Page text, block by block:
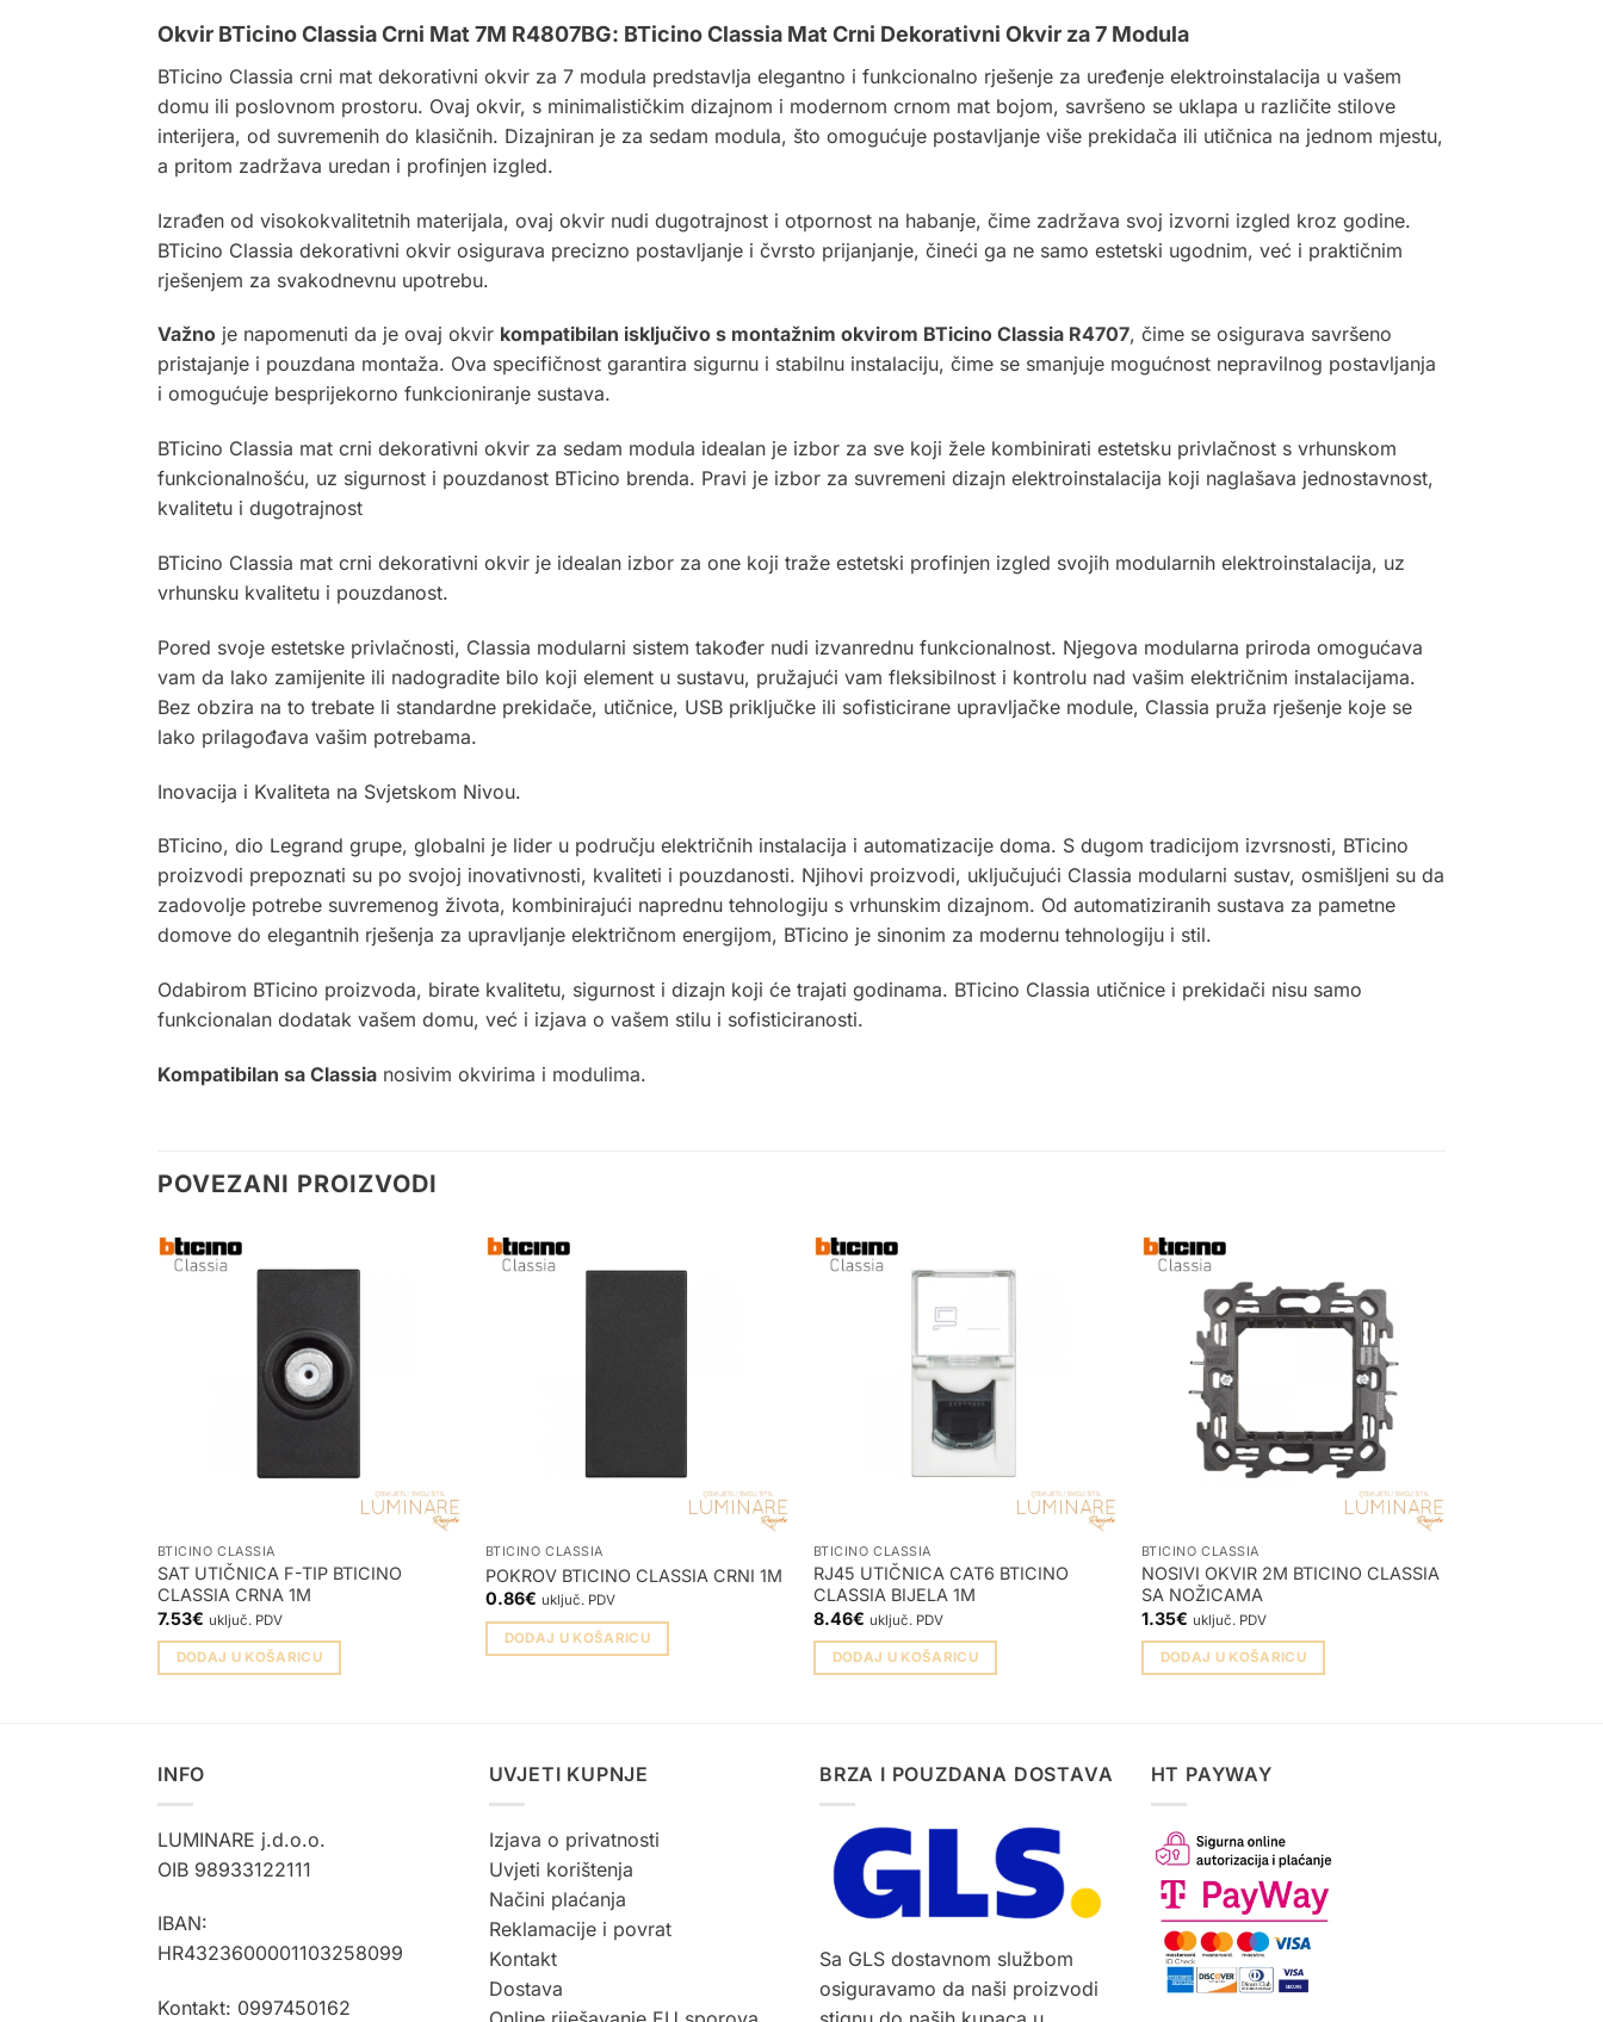
Okvir BTicino Classia Crni Mat 7M R4807BG: BTicino Classia Mat Crni Dekorativni Okvir za 7 Modula
BTicino Classia crni mat dekorativni okvir za 7 modula predstavlja elegantno i funkcionalno rješenje za uređenje elektroinstalacija u vašem
domu ili poslovnom prostoru. Ovaj okvir, s minimalističkim dizajnom i modernom crnom mat bojom, savršeno se uklapa u različite stilove
interijera, od suvremenih do klasičnih. Dizajniran je za sedam modula, što omogućuje postavljanje više prekidača ili utičnica na jednom mjestu,
a pritom zadržava uredan i profinjen izgled.
Izrađen od visokokvalitetnih materijala, ovaj okvir nudi dugotrajnost i otpornost na habanje, čime zadržava svoj izvorni izgled kroz godine.
BTicino Classia dekorativni okvir osigurava precizno postavljanje i čvrsto prijanjanje, čineći ga ne samo estetski ugodnim, već i praktičnim
rješenjem za svakodnevnu upotrebu.
Važno je napomenuti da je ovaj okvir kompatibilan isključivo s montažnim okvirom BTicino Classia R4707, čime se osigurava savršeno
pristajanje i pouzdana montaža. Ova specifičnost garantira sigurnu i stabilnu instalaciju, čime se smanjuje mogućnost nepravilnog postavljanja
i omogućuje besprijekorno funkcioniranje sustava.
BTicino Classia mat crni dekorativni okvir za sedam modula idealan je izbor za sve koji žele kombinirati estetsku privlačnost s vrhunskom
funkcionalnošću, uz sigurnost i pouzdanost BTicino brenda. Pravi je izbor za suvremeni dizajn elektroinstalacija koji naglašava jednostavnost,
kvalitetu i dugotrajnost
BTicino Classia mat crni dekorativni okvir je idealan izbor za one koji traže estetski profinjen izgled svojih modularnih elektroinstalacija, uz
vrhunsku kvalitetu i pouzdanost.
Pored svoje estetske privlačnosti, Classia modularni sistem također nudi izvanrednu funkcionalnost. Njegova modularna priroda omogućava
vam da lako zamijenite ili nadogradite bilo koji element u sustavu, pružajući vam fleksibilnost i kontrolu nad vašim električnim instalacijama.
Bez obzira na to trebate li standardne prekidače, utičnice, USB priključke ili sofisticirane upravljačke module, Classia pruža rješenje koje se
lako prilagođava vašim potrebama.
Inovacija i Kvaliteta na Svjetskom Nivou.
BTicino, dio Legrand grupe, globalni je lider u području električnih instalacija i automatizacije doma. S dugom tradicijom izvrsnosti, BTicino
proizvodi prepoznati su po svojoj inovativnosti, kvaliteti i pouzdanosti. Njihovi proizvodi, uključujući Classia modularni sustav, osmišljeni su da
zadovolje potrebe suvremenog života, kombinirajući naprednu tehnologiju s vrhunskim dizajnom. Od automatiziranih sustava za pametne
domove do elegantnih rješenja za upravljanje električnom energijom, BTicino je sinonim za modernu tehnologiju i stil.
Odabirom BTicino proizvoda, birate kvalitetu, sigurnost i dizajn koji će trajati godinama. BTicino Classia utičnice i prekidači nisu samo
funkcionalan dodatak vašem domu, već i izjava o vašem stilu i sofisticiranosti.
Kompatibilan sa Classia nosivim okvirima i modulima.
POVEZANI PROIZVODI
BTICINO CLASSIA
SAT UTIČNICA F-TIP BTICINO
CLASSIA CRNA 1M
7.53€ uključ. PDV
DODAJ U KOŠARICU
BTICINO CLASSIA
POKROV BTICINO CLASSIA CRNI 1M
0.86€ uključ. PDV
DODAJ U KOŠARICU
BTICINO CLASSIA
RJ45 UTIČNICA CAT6 BTICINO
CLASSIA BIJELA 1M
8.46€ uključ. PDV
DODAJ U KOŠARICU
BTICINO CLASSIA
NOSIVI OKVIR 2M BTICINO CLASSIA
SA NOŽICAMA
1.35€ uključ. PDV
DODAJ U KOŠARICU
INFO
LUMINARE j.d.o.o.
OIB 98933122111
IBAN:
HR4323600001103258099
Kontakt: 0997450162
UVJETI KUPNJE
Izjava o privatnosti
Uvjeti korištenja
Načini plaćanja
Reklamacije i povrat
Kontakt
Dostava
BRZA I POUZDANA DOSTAVA
Sa GLS dostavnom službom
osiguravamo da naši proizvodi
HT PAYWAY